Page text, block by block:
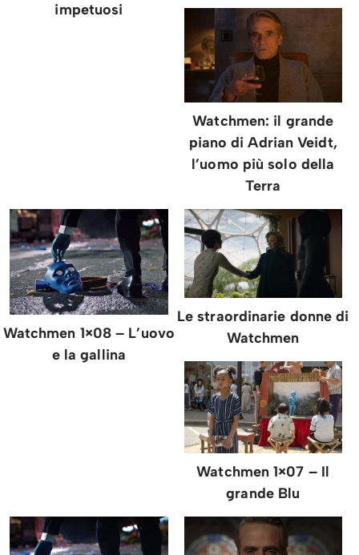
impetuosi
Watchmen: il grande
piano di Adrian Veidt,
l’uomo più solo della
Terra
Watchmen 1×08 – L’uovo
e la gallina
Le straordinarie donne di
Watchmen
Watchmen 1×07 – Il
grande Blu